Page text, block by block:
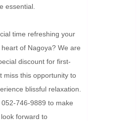
essential.
time refreshing your
of Nagoya? We are
discount for first-
miss this opportunity to
blissful relaxation.
746-9889 to make
forward to